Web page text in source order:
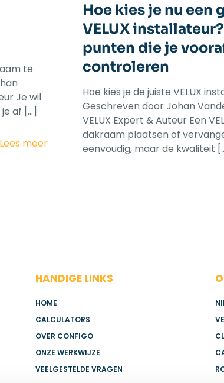
te
Je wil
af […]
Lees meer
Hoe kies je nu een
VELUX
punten die je
controleren
Hoe kies je de juiste VELUX
Geschreven door Johan
VELUX Expert & Auteur Een
dakraam plaatsen of
eenvoudig, maar de kwaliteit
HANDIGE LINKS
HOME
CALCULATORS
OVER CONFIGO
ONZE WERKWIJZE
VEELGESTELDE VRAGEN